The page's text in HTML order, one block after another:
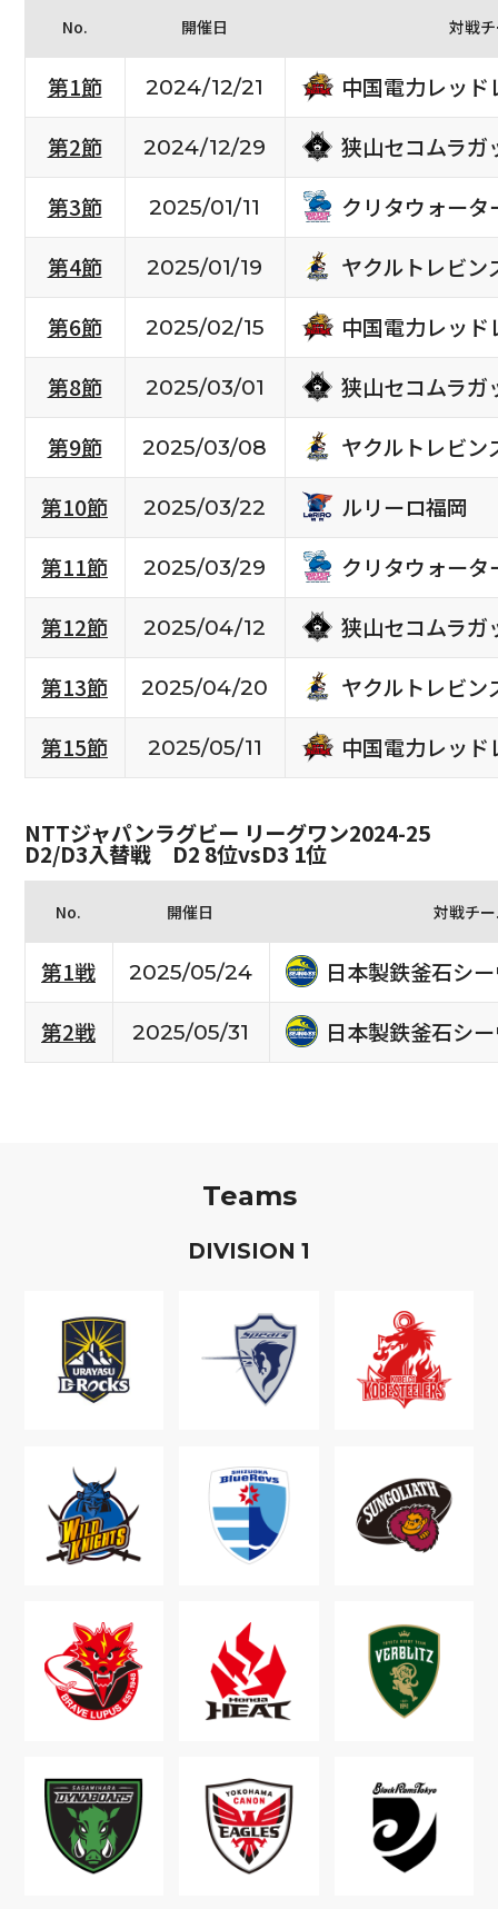
No. 開催日 対戦
第1節 2024/12/21
中国電力レッ
第2節
2024/12/29
狭山セコムラガ
第3節
2025/01/11
クリタウォー
第4節
2025/01/19
ヤクルトレビン
第6節
2025/02/15
中国電力レッ
第8節
2025/03/01
狭山セコムラガ
第9節
2025/03/08
ヤクルトレビン
第10節
2025/03/22
ルリーロ福岡
第11節
2025/03/29
クリタウォー
第12節
2025/04/12
狭山セコムラガ
第13節
2025/04/20
ヤクルトレビン
第15節
2025/05/11 中国電力レッ
NTTジャパンラグビー リーグワン2024-25
D2/D3入替戦 D2 8位vsD3 1位
No. 開催日 対戦チ
第1戦 2025/05/24
日本製鉄釜石シ
第2戦
2025/05/31 日本製鉄釜石シ
Teams
DIVISION 1